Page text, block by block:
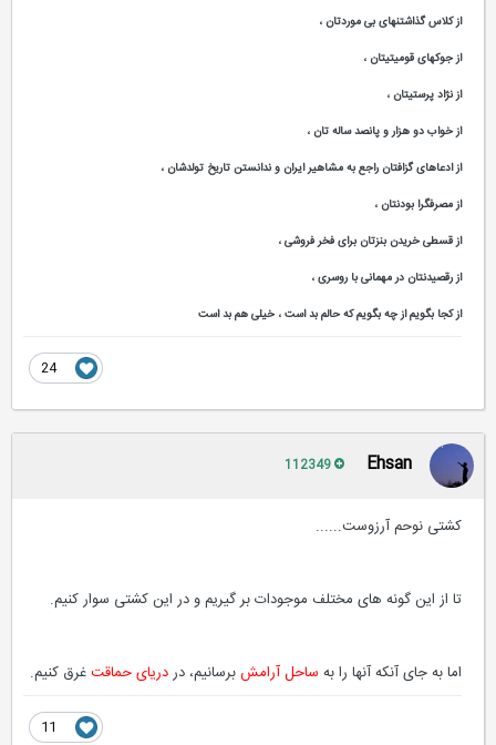
از کلاس گذاشتنهای بی موردتان ،
از جوکهای قومیتیتان ،
از نژاد پرستیتان ،
از خواب دو هزار و پانصد ساله تان ،
از ادعاهای گزافتان راجع به مشاهیر ایران و ندانستن تاریخ تولدشان ،
از مصرفگرا بودنتان ،
از قسطی خریدن بنزتان برای فخر فروشی ،
از رقصیدنتان در مهمانی با روسری ،
از کجا بگویم از چه بگویم که حالم بد است ، خیلی هم بد است
Ehsan
کشتی نوحم آرزوست......
تا از این گونه های مختلف موجودات بر گیریم و در این کشتی سوار کنیم.
اما به جای آنکه آنها را بهساحل آرامشبرسانیم، در دریای حماقتغرق کنیم.